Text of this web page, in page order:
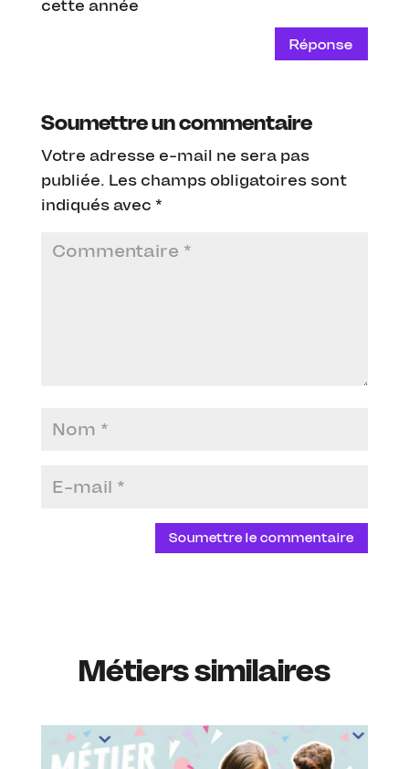
cette année
Réponse
Soumettre un commentaire
Votre adresse e-mail ne sera pas
publiée. Les champs obligatoires sont
indiqués avec *
Soumettre le commentaire
Métiers similaires